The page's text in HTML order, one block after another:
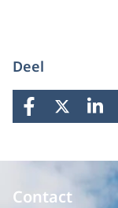
Deel
FACEBOOK
X
Contact